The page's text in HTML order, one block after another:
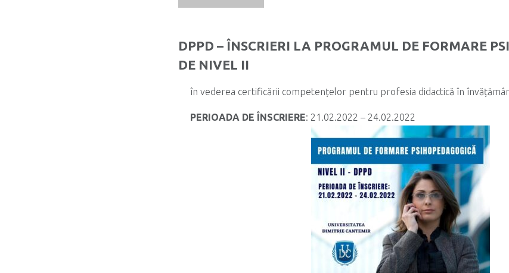
DPPD – ÎNSCRIERI LA PROGRAMUL DE FORMARE
DE NIVEL II
în vederea certificării competențelor pentru profesia didactică în
PERIOADA DE ÎNSCRIERE: 21.02.2022 – 24.02.2022